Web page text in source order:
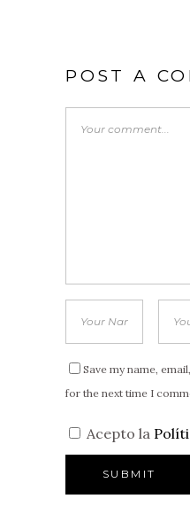
POST A
Save my name,
for the next time I
Acepto la